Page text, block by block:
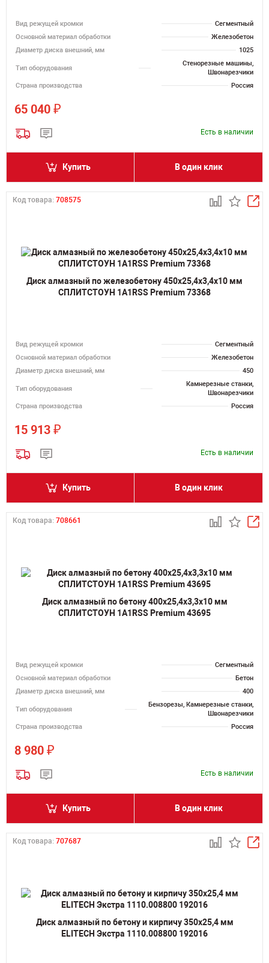
Вид режущей кромки
Сегментный
Основной материал обработки
Железобетон
Диаметр диска внешний, мм
1025
Тип оборудования
Стенорезные машины,
Швонарезчики
Страна производства
Россия
65 040 ₽
Есть в наличии
Купить В один клик
Код товара: 708575
Диск алмазный по железобетону 450х25,4х3,4х10 мм
СПЛИТСТОУН 1A1RSS Premium 73368
Вид режущей кромки
Сегментный
Основной материал обработки
Железобетон
Диаметр диска внешний, мм
450
Тип оборудования
Камнерезные станки,
Швонарезчики
Страна производства
Россия
15 913 ₽
Есть в наличии
Купить В один клик
Код товара: 708661
Диск алмазный по бетону 400х25,4х3,3х10 мм
СПЛИТСТОУН 1A1RSS Premium 43695
Вид режущей кромки
Сегментный
Основной материал обработки
Бетон
Диаметр диска внешний, мм
400
Тип оборудования
Бензорезы, Камнерезные станки,
Швонарезчики
Страна производства
Россия
8 980 ₽
Есть в наличии
Купить В один клик
Код товара: 707687
Диск алмазный по бетону и кирпичу 350х25,4 мм
ELITECH Экстра 1110.008800 192016